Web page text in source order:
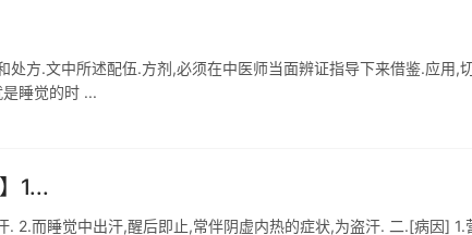
方.文中所述配伍.方剂,必须在中医师当面辨证指导下来借鉴.应用,
睡觉的时 ...
1...
2.而睡觉中出汗,醒后即止,常伴阴虚内热的症状,为盗汗. 二.[病因] 1.